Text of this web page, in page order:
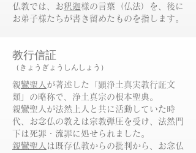
仏教では、お釈迦様の言葉（仏法）を、後に
お弟子様たちが書き留めたものを指します。
教行信証
（きょうぎょうしんしょう）
​親鸞聖人 が著述した「顕浄土真実教行証文
類」の略称で、浄土真宗の根本聖典。
親鸞聖人が法然上人と共に活動していた時
代、お念仏の教えは宗教弾圧を受け、法然門
下は死罪・流罪に処せられました。
親鸞聖人 は既存仏教からの批判から、お念仏